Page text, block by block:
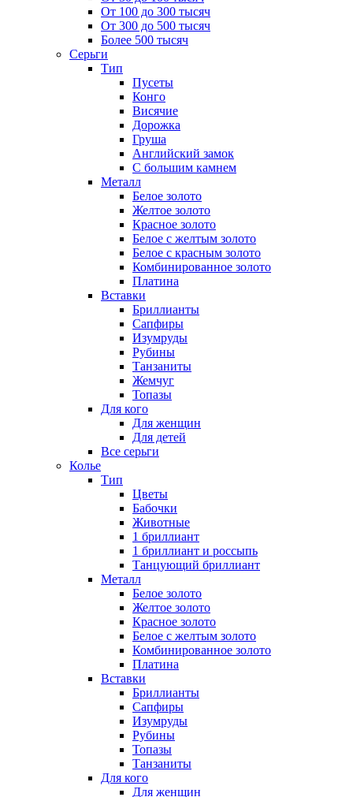
От 100 до 300 тысяч
От 300 до 500 тысяч
Более 500 тысяч
Серьги
Тип
Пусеты
Конго
Висячие
Дорожка
Груша
Английский замок
С большим камнем
Металл
Белое золото
Желтое золото
Красное золото
Белое с желтым золото
Белое с красным золото
Комбинированное золото
Платина
Вставки
Бриллианты
Сапфиры
Изумруды
Рубины
Танзаниты
Жемчуг
Топазы
Для кого
Для женщин
Для детей
Все серьги
Колье
Тип
Цветы
Бабочки
Животные
1 бриллиант
1 бриллиант и россыпь
Танцующий бриллиант
Металл
Белое золото
Желтое золото
Красное золото
Белое с желтым золото
Комбинированное золото
Платина
Вставки
Бриллианты
Сапфиры
Изумруды
Рубины
Топазы
Танзаниты
Для кого
Для женщин